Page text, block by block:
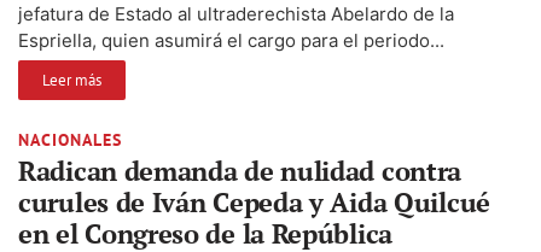
jefatura de Estado al ultraderechista Abelardo de la
Espriella, quien asumirá el cargo para el periodo...
Leer más
NACIONALES
Radican demanda de nulidad contra
curules de Iván Cepeda y Aida Quilcué
en el Congreso de la República